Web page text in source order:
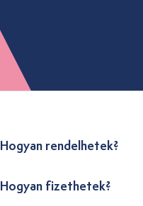
Hogyan rendelhetek?
Hogyan fizethetek?